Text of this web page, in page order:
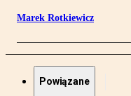
Marek Rotkiewicz
Powiązane